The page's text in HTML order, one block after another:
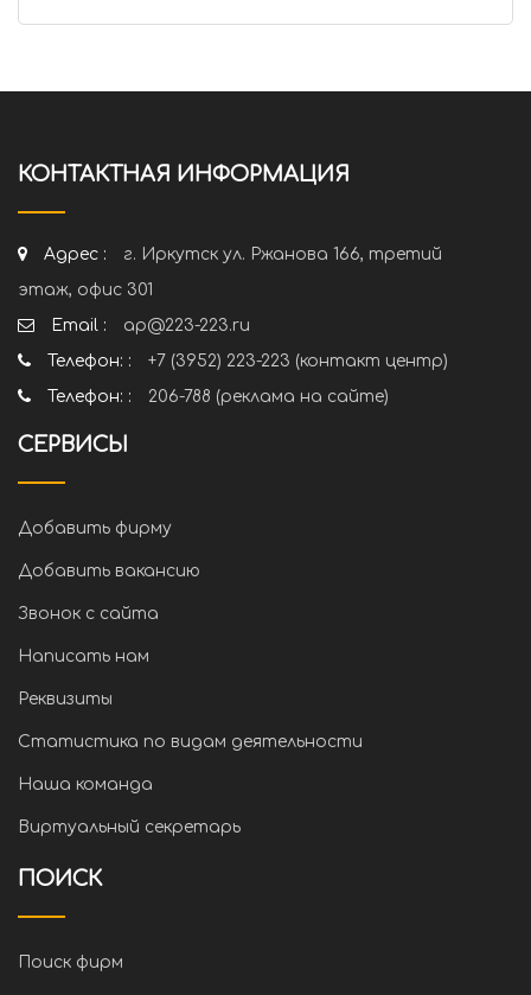
КОНТАКТНАЯ ИНФОРМАЦИЯ
Адрес :
г. Иркутск ул. Ржанова 166, третий
этаж, офис 301
Email :
ap@223-223.ru
Телефон: :
+7 (3952) 223-223 (контакт центр)
Телефон: :
206-788 (реклама на сайте)
СЕРВИСЫ
Добавить фирму
Добавить вакансию
Звонок с сайта
Написать нам
Реквизиты
Статистика по видам деятельности
Наша команда
Виртуальный секретарь
ПОИСК
Поиск фирм